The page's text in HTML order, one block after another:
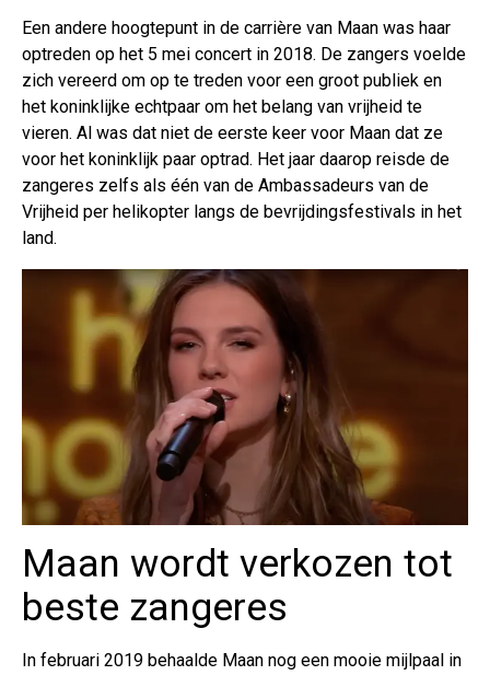
Een andere hoogtepunt in de carrière van Maan was haar
optreden op het 5 mei concert in 2018. De zangers voelde
zich vereerd om op te treden voor een groot publiek en
het koninklijke echtpaar om het belang van vrijheid te
vieren. Al was dat niet de eerste keer voor Maan dat ze
voor het koninklijk paar optrad. Het jaar daarop reisde de
zangeres zelfs als één van de Ambassadeurs van de
Vrijheid per helikopter langs de bevrijdingsfestivals in het
land.
Maan wordt verkozen tot
beste zangeres
In februari 2019 behaalde Maan nog een mooie mijlpaal in